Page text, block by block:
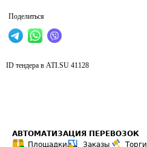
Поделиться
ID тендера в ATI.SU 41128
АВТОМАТИЗАЦИЯ ПЕРЕВОЗОК
Площадки
Заказы Торги